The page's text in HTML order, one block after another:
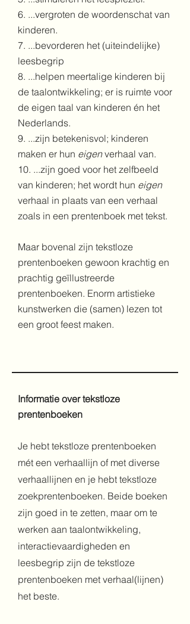
6. ...vergroten de woordenschat van
kinderen.
7. ...bevorderen het (uiteindelijke)
leesbegrip
8. ...helpen meertalige kinderen bij
de taalontwikkeling; er is ruimte voor
de eigen taal van kinderen én het
Nederlands.
9. ...zijn betekenisvol; kinderen
maken er hun eigenverhaal van.
​10. ...zijn goed voor het zelfbeeld
van kinderen; het wordt hun eigen
verhaal in plaats van een verhaal
zoals in een prentenboek met tekst.
Maar bovenal zijn tekstloze
prentenboeken gewoon krachtig en
prachtig geïllustreerde
prentenboeken. Enorm artistieke
kunstwerken die (samen) lezen tot
een groot feest maken.
Informatie over tekstloze
prentenboeken
Je hebt tekstloze prentenboeken
mét een verhaallijn of met diverse
verhaallijnen en je hebt tekstloze
zoekprentenboeken. Beide boeken
zijn goed in te zetten, maar om te
werken aan taalontwikkeling,
interactievaardigheden en
leesbegrip zijn de tekstloze
prentenboeken met verhaal(lijnen)
het beste.